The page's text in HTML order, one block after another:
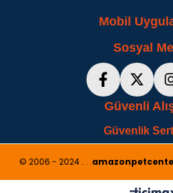
Mobil
Sosyal
Güvenli
Güvenlik
© 2006 - 2024 . . .